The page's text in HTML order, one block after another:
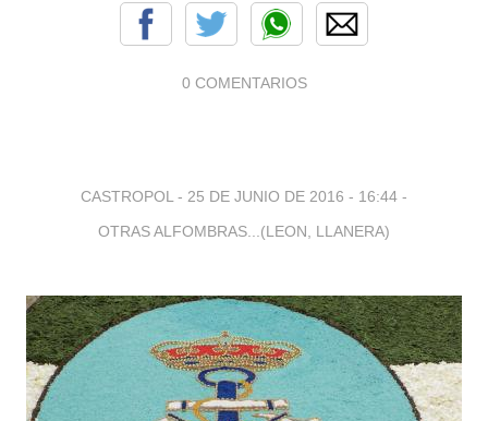
0 COMENTARIOS
CASTROPOL - 25 DE JUNIO DE 2016 - 16:44 -
OTRAS ALFOMBRAS...(LEON, LLANERA)